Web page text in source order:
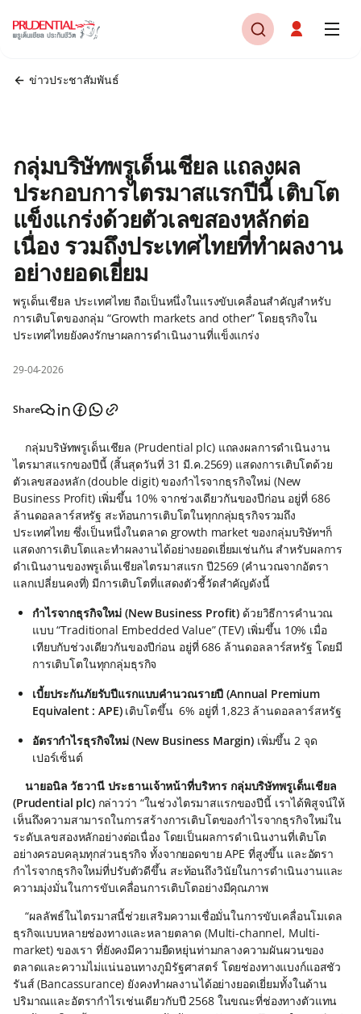
ข่าวประชาสัมพันธ์
กลุ่มบริษัทพรูเด็นเชียล แถลงผล
ประกอบการไตรมาสแรกปีนี้ เติบโต
แข็งแกร่งด้วยตัวเลขสองหลักต่อ
เนื่อง รวมถึงประเทศไทยที่ทำผลงาน
อย่างยอดเยี่ยม
พรูเด็นเชียล ประเทศไทย ถือเป็นหนึ่งในแรงขับเคลื่อนสำคัญสำหรับ
การเติบโตของกลุ่ม “Growth markets and other” โดยธุรกิจใน
ประเทศไทยยังคงรักษาผลการดำเนินงานที่แข็งแกร่ง
29-04-2026
Share
กลุ่มบริษัทพรูเด็นเชียล (Prudential plc) แถลงผลการดำเนินงาน
ไตรมาสแรกของปีนี้ (สิ้นสุดวันที่ 31 มี.ค.2569) แสดงการเติบโตด้วย
ตัวเลขสองหลัก (double digit) ของกำไรจากธุรกิจใหม่ (New
Business Profit) เพิ่มขึ้น 10% จากช่วงเดียวกันของปีก่อน อยู่ที่ 686
ล้านดอลลาร์สหรัฐ สะท้อนการเติบโตในทุกกลุ่มธุรกิจรวมถึง
ประเทศไทย ซึ่งเป็นหนึ่งในตลาด growth market ของกลุ่มบริษัทฯก็
แสดงการเติบโตและทำผลงานได้อย่างยอดเยี่ยมเช่นกัน สำหรับผลการ
ดำเนินงานของพรูเด็นเชียลไตรมาสแรก ปี2569 (คำนวณจากอัตรา
แลกเปลี่ยนคงที่) มีการเติบโตที่แสดงตัวชี้วัดสำคัญดังนี้
กำไรจากธุรกิจใหม่ (New Business Profit) ด้วยวิธีการคำนวณ
แบบ “Traditional Embedded Value” (TEV) เพิ่มขึ้น 10% เมื่อ
เทียบกับช่วงเดียวกันของปีก่อน อยู่ที่ 686 ล้านดอลลาร์สหรัฐ โดยมี
การเติบโตในทุกกลุ่มธุรกิจ
เบี้ยประกันภัยรับปีแรกแบบคำนวณรายปี (Annual Premium
Equivalent : APE)เติบโตขึ้น 6% อยู่ที่ 1,823 ล้านดอลลาร์สหรัฐ
อัตรากำไรธุรกิจใหม่ (New Business Margin)เพิ่มขึ้น 2 จุด
เปอร์เซ็นต์
นายอนิล วัธวานี ประธานเจ้าหน้าที่บริหาร กลุ่มบริษัทพรูเด็นเชียล
(Prudential plc)กล่าวว่า “ในช่วงไตรมาสแรกของปีนี้ เราได้พิสูจน์ให้
เห็นถึงความสามารถในการสร้างการเติบโตของกำไรจากธุรกิจใหม่ใน
ระดับเลขสองหลักอย่างต่อเนื่อง โดยเป็นผลการดำเนินงานที่เติบโต
อย่างครอบคลุมทุกส่วนธุรกิจ ทั้งจากยอดขาย APE ที่สูงขึ้น และอัตรา
กำไรจากธุรกิจใหม่ที่ปรับตัวดีขึ้น สะท้อนถึงวินัยในการดำเนินงานและ
ความมุ่งมั่นในการขับเคลื่อนการเติบโตอย่างมีคุณภาพ
“ผลลัพธ์ในไตรมาสนี้ช่วยเสริมความเชื่อมั่นในการขับเคลื่อนโมเดล
ธุรกิจแบบหลายช่องทางและหลายตลาด (Multi-channel, Multi-
market) ของเรา ที่ยังคงมีความยืดหยุ่นท่ามกลางความผันผวนของ
ตลาดและความไม่แน่นอนทางภูมิรัฐศาสตร์ โดยช่องทางแบงก์แอสชัว
รันส์ (Bancassurance) ยังคงทำผลงานได้อย่างยอดเยี่ยมทั้งในด้าน
ปริมาณและอัตรากำไรเช่นเดียวกับปี 2568 ในขณะที่ช่องทางตัวแทน